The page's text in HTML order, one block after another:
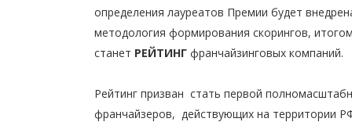
определения лауреатов Премии будет
методология формирования скорингов,
станет РЕЙТИНГ франчайзинговых компаний.
Рейтинг призван стать первой
франчайзеров, действующих на территории